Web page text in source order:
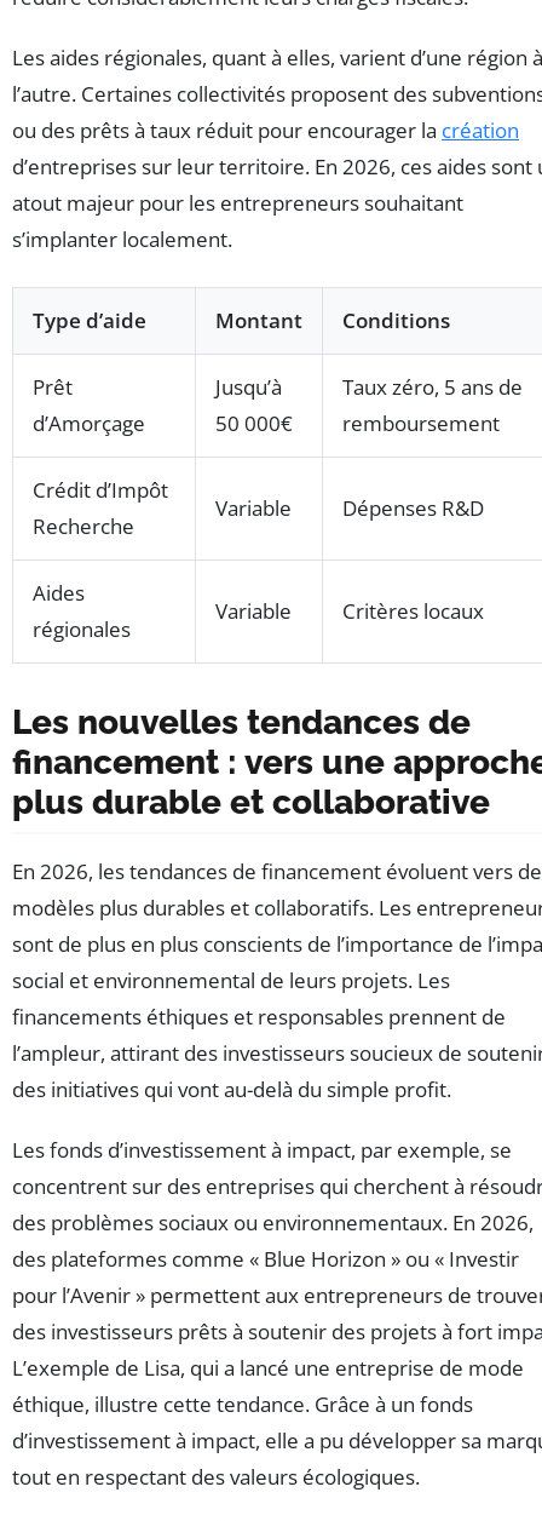
Les aides régionales, quant à elles, varient d’une région à
l’autre. Certaines collectivités proposent des
ou des prêts à taux réduit pour encourager la création
d’entreprises sur leur territoire. En 2026, ces aides sont
atout majeur pour les entrepreneurs souhaitant
s’implanter localement.
Type d’aide Montant Conditions
Prêt
d’Amorçage
Jusqu’à
50 000€
Taux zéro, 5 ans de
remboursement
Crédit d’Impôt
Recherche
Variable Dépenses R&D
Aides
régionales
Variable Critères locaux
Les nouvelles tendances de
financement : vers une
plus durable et collaborative
En 2026, les tendances de financement évoluent vers
modèles plus durables et collaboratifs. Les
sont de plus en plus conscients de l’importance de
social et environnemental de leurs projets. Les
financements éthiques et responsables prennent de
l’ampleur, attirant des investisseurs soucieux de
des initiatives qui vont au-delà du simple profit.
Les fonds d’investissement à impact, par exemple, se
concentrent sur des entreprises qui cherchent à
des problèmes sociaux ou environnementaux. En 2026,
des plateformes comme « Blue Horizon » ou « Investir
pour l’Avenir » permettent aux entrepreneurs de
des investisseurs prêts à soutenir des projets à fort
L’exemple de Lisa, qui a lancé une entreprise de mode
éthique, illustre cette tendance. Grâce à un fonds
d’investissement à impact, elle a pu développer sa
tout en respectant des valeurs écologiques.